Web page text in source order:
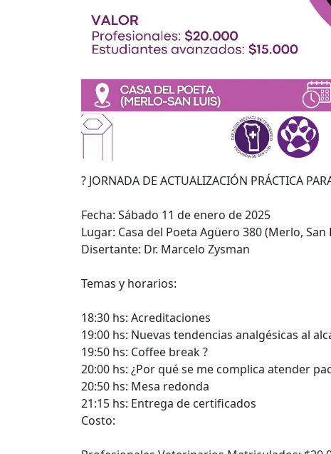
? JORNADA DE ACTUALIZACIÓN PRÁCTICA
Fecha: Sábado 11 de enero de 2025
Lugar: Casa del Poeta Agüero 380 (Merlo, San
Disertante: Dr. Marcelo Zysman
Temas y horarios:
18:30 hs: Acreditaciones
19:00 hs: Nuevas tendencias analgésicas al
19:50 hs: Coffee break ?
20:00 hs: ¿Por qué se me complica atender
20:50 hs: Mesa redonda
21:15 hs: Entrega de certificados
Costo: